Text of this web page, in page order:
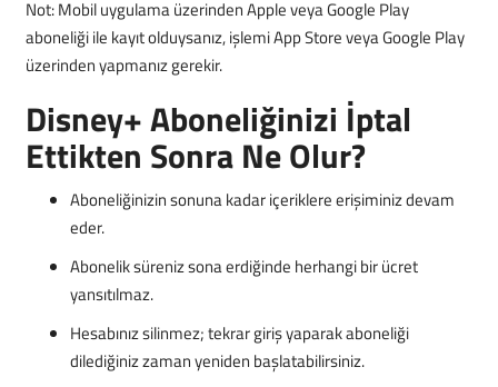
Not: Mobil uygulama üzerinden Apple veya Google Play
aboneliği ile kayıt olduysanız, işlemi App Store veya Google Play
üzerinden yapmanız gerekir.
Disney+ Aboneliğinizi İptal
Ettikten Sonra Ne Olur?
Aboneliğinizin sonuna kadar içeriklere erişiminiz devam
eder.
Abonelik süreniz sona erdiğinde herhangi bir ücret
yansıtılmaz.
Hesabınız silinmez; tekrar giriş yaparak aboneliği
dilediğiniz zaman yeniden başlatabilirsiniz.